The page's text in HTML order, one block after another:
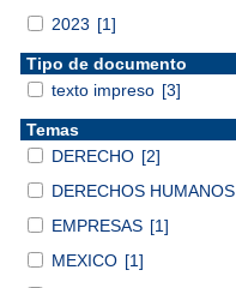
2023 [1]
Tipo de documento
texto impreso [3]
Temas
DERECHO [2]
DERECHOS HUMANOS
EMPRESAS [1]
MEXICO [1]